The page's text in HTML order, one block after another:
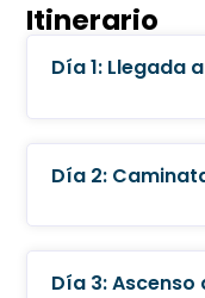
Itinerario
Día 1: Llegada
Día 2:
Día 3: